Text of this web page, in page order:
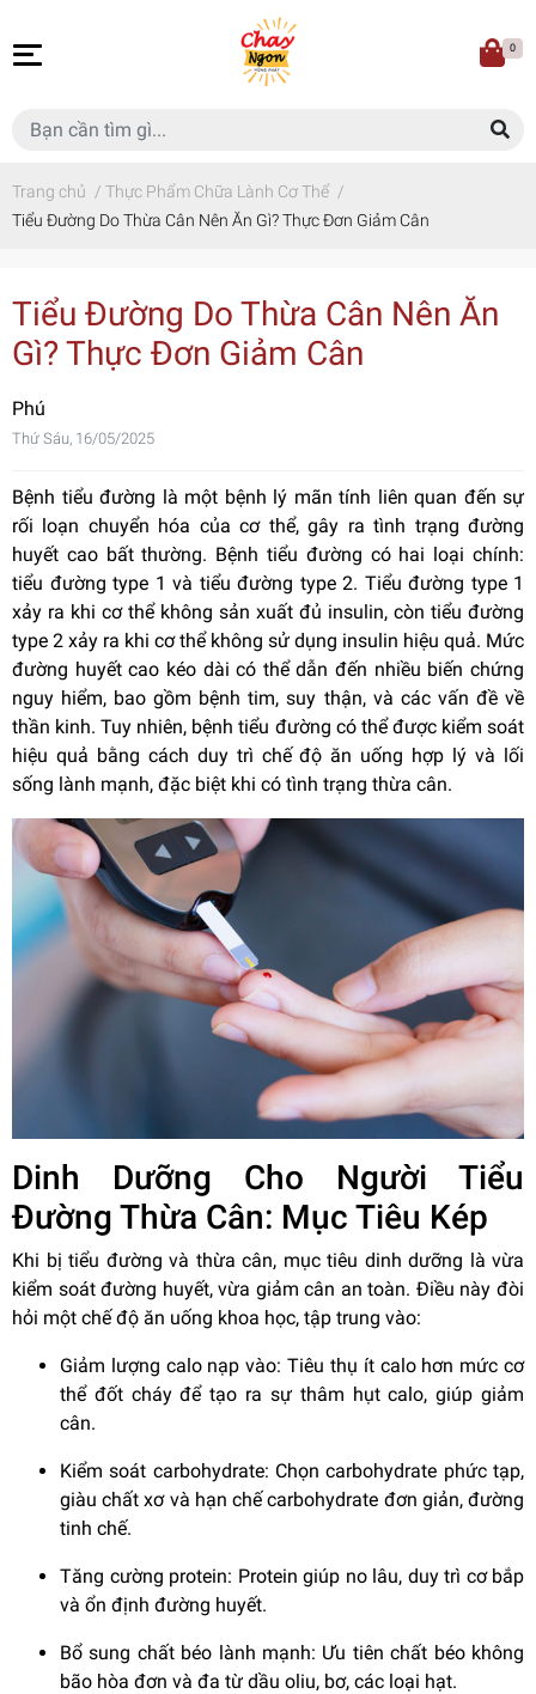
0
Trang chủ / Thực Phẩm Chữa Lành Cơ Thể /
Tiểu Đường Do Thừa Cân Nên Ăn Gì? Thực Đơn Giảm Cân
Tiểu Đường Do Thừa Cân Nên Ăn
Gì? Thực Đơn Giảm Cân
Phú
Thứ Sáu, 16/05/2025
Bệnh tiểu đường là một bệnh lý mãn tính liên quan đến sự
rối loạn chuyển hóa của cơ thể, gây ra tình trạng đường
huyết cao bất thường. Bệnh tiểu đường có hai loại chính:
tiểu đường type 1 và tiểu đường type 2. Tiểu đường type 1
xảy ra khi cơ thể không sản xuất đủ insulin, còn tiểu đường
type 2 xảy ra khi cơ thể không sử dụng insulin hiệu quả. Mức
đường huyết cao kéo dài có thể dẫn đến nhiều biến chứng
nguy hiểm, bao gồm bệnh tim, suy thận, và các vấn đề về
thần kinh. Tuy nhiên, bệnh tiểu đường có thể được kiểm soát
hiệu quả bằng cách duy trì chế độ ăn uống hợp lý và lối
sống lành mạnh, đặc biệt khi có tình trạng thừa cân.
Dinh Dưỡng Cho Người Tiểu
Đường Thừa Cân: Mục Tiêu Kép
Khi bị tiểu đường và thừa cân, mục tiêu dinh dưỡng là vừa
kiểm soát đường huyết, vừa giảm cân an toàn. Điều này đòi
hỏi một chế độ ăn uống khoa học, tập trung vào:
Giảm lượng calo nạp vào: Tiêu thụ ít calo hơn mức cơ
thể đốt cháy để tạo ra sự thâm hụt calo, giúp giảm
cân.
Kiểm soát carbohydrate: Chọn carbohydrate phức tạp,
giàu chất xơ và hạn chế carbohydrate đơn giản, đường
tinh chế.
Tăng cường protein: Protein giúp no lâu, duy trì cơ bắp
và ổn định đường huyết.
Bổ sung chất béo lành mạnh: Ưu tiên chất béo không
bão hòa đơn và đa từ dầu oliu, bơ, các loại hạt.